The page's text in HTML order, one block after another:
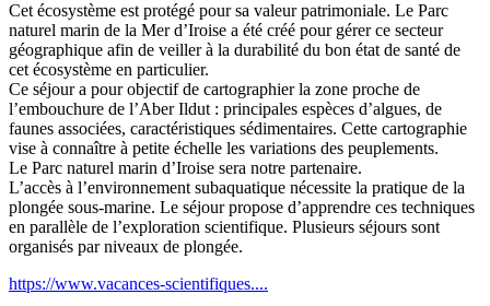
Cet écosystème est protégé pour sa valeur patrimoniale. Le Parc
naturel marin de la Mer d’Iroise a été créé pour gérer ce secteur
géographique afin de veiller à la durabilité du bon état de santé de
cet écosystème en particulier.
Ce séjour a pour objectif de cartographier la zone proche de
l’embouchure de l’Aber Ildut : principales espèces d’algues, de
faunes associées, caractéristiques sédimentaires. Cette cartographie
vise à connaître à petite échelle les variations des peuplements.
Le Parc naturel marin d’Iroise sera notre partenaire.
L’accès à l’environnement subaquatique nécessite la pratique de la
plongée sous-marine. Le séjour propose d’apprendre ces techniques
en parallèle de l’exploration scientifique. Plusieurs séjours sont
organisés par niveaux de plongée.
https://www.vacances-scientifiques....